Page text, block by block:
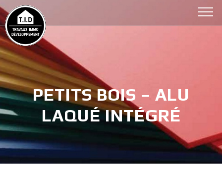
Aller
au
contenu
(Pressez
Entrée)
PETITS BOIS – ALU
LAQUÉ INTÉGRÉ